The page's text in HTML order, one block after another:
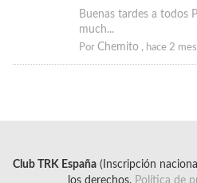
Buenas tardes a todos
much...
PorChemito , hace 2
Club TRK España(Inscripción
los derechos. Política de